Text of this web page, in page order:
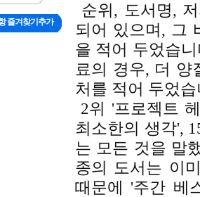
순위, 도서명,
되어 있으며, 그
을 적어 두었습
료의 경우, 더 양
처를 적어 두었
2위 '프로젝트
최소한의 생각',
는 모든 것을 말
종의 도서는 이
때문에 '주간 베
즐겨찾기추가